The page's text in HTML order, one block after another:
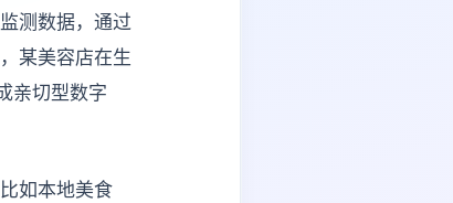
测数据，通过
某美容店在生
亲切型数字
如本地美食